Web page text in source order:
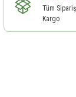
Tüm
Kargo